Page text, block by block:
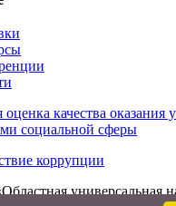
качества оказания
социальной сферы
коррупции
универсальная